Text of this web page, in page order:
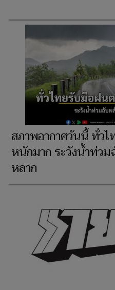
สภาพอากาศวันนี้ ทั่ว
หนักมาก ระวังน้ำท่ว
หลาก